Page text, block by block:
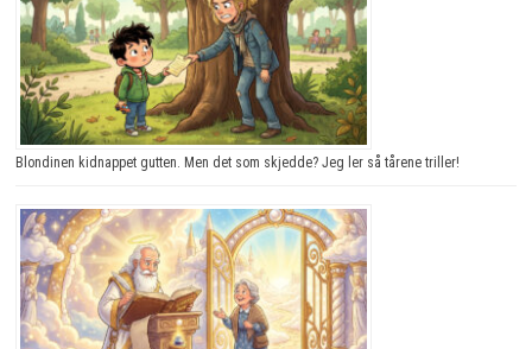
Blondinen kidnappet gutten. Men det som skjedde? Jeg ler så tårene triller!